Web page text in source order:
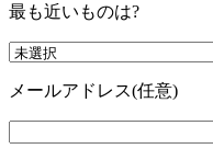
最も近いものは?
メールアドレス(任意)